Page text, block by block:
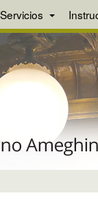
Servicios